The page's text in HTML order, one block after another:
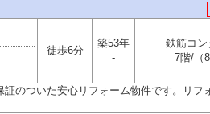
徒歩6分
築53年
-
鉄筋コン
7階/（8
のついた安心リフォーム物件です。リフ